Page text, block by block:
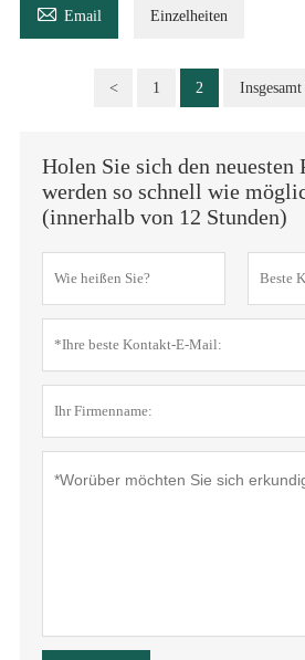
 Email Einzelheiten
< 1 2
Holen Sie sich den neuesten
werden so schnell wie
(innerhalb von 12 Stunden)